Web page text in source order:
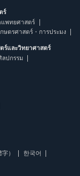
ร์
พทยศาสตร์
กษตรศาสตร์・การประมง
ร์และวิทยาศาสตร์
ลปกรรม
）
한국어